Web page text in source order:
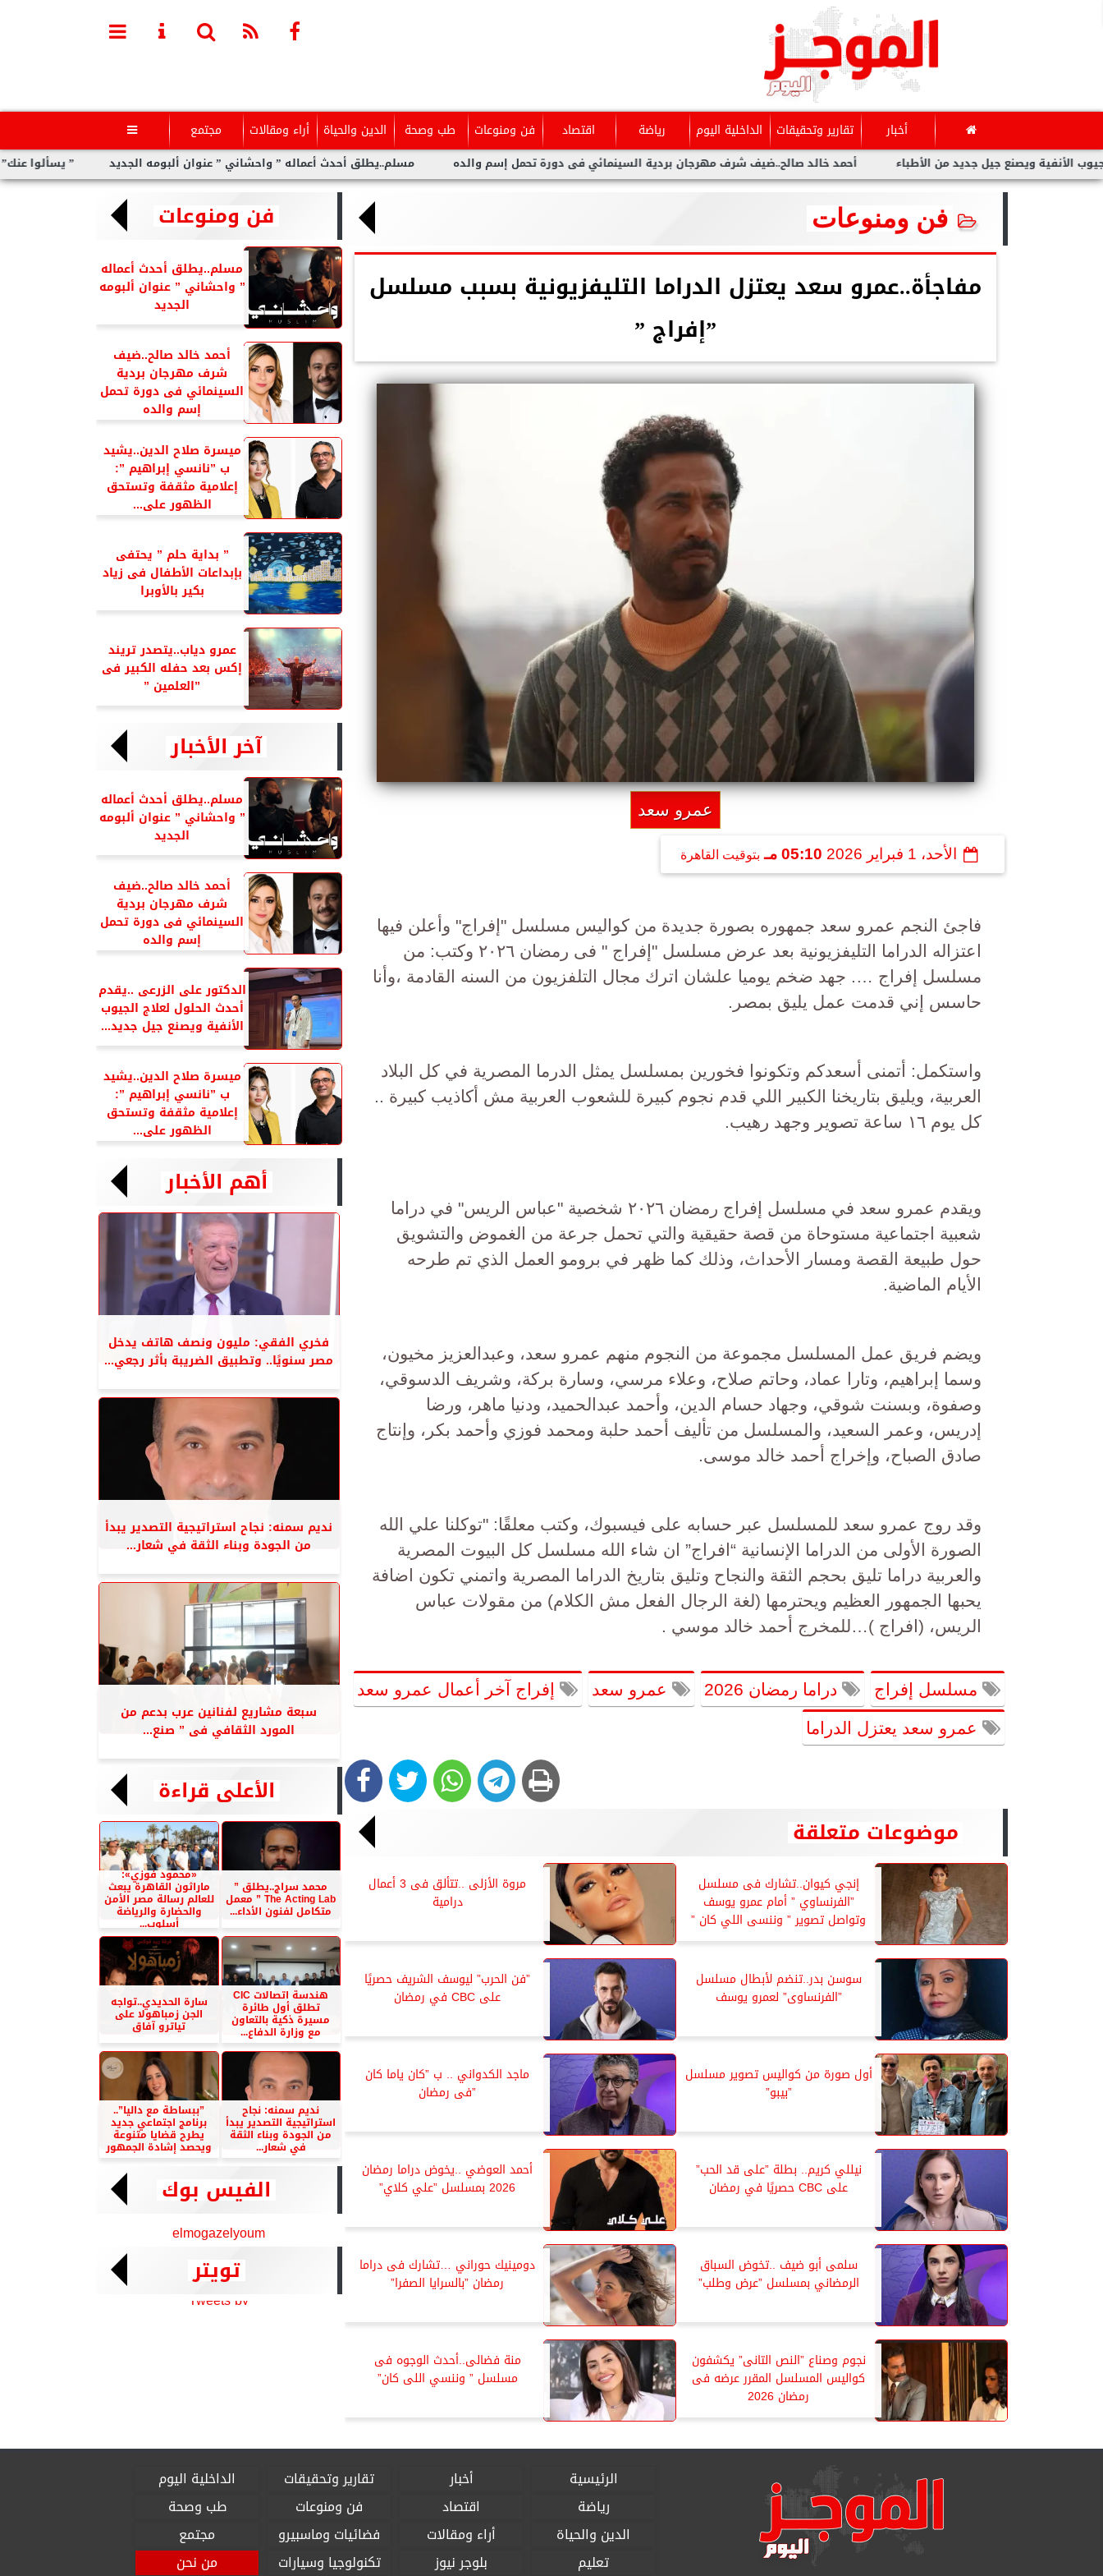
أخبار تقارير وتحقيقات الداخلية اليوم رياضة اقتصاد فن ومنوعات طب وصحة الدين والحياة أراء ومقالات مجتمع 
” يسألوا عنك” أولى مسلم..يطلق أحدث أعماله ” واحشاني ” عنوان ألبومه الجديد أحمد خالد صالح..ضيف شرف مهرجان بردية السينمائي فى دورة تحمل إسم والده ويصنع جيل جديد من الأطباء
فن ومنوعات
مفاجأة..عمرو سعد يعتزل الدراما التليفزيونية بسبب مسلسل
”إفراج ”
عمرو سعد
الأحد، 1 فبراير 2026 05:10 مـ بتوقيت القاهرة
فاجئ النجم عمرو سعد جمهوره بصورة جديدة من كواليس مسلسل "إفراج" وأعلن فيها
اعتزاله الدراما التليفزيونية بعد عرض مسلسل "إفراج " فى رمضان ٢٠٢٦ وكتب: من
مسلسل إفراج …. جهد ضخم يوميا علشان اترك مجال التلفزيون من السنه القادمة ،وأنا
حاسس إني قدمت عمل يليق بمصر.
واستكمل: أتمنى أسعدكم وتكونوا فخورين بمسلسل يمثل الدرما المصرية في كل البلاد
العربية، ويليق بتاريخنا الكبير اللي قدم نجوم كبيرة للشعوب العربية مش أكاذيب كبيرة ..
كل يوم ١٦ ساعة تصوير وجهد رهيب.
ويقدم عمرو سعد في مسلسل إفراج رمضان ٢٠٢٦ شخصية "عباس الريس" في دراما
شعبية اجتماعية مستوحاة من قصة حقيقية والتي تحمل جرعة من الغموض والتشويق
حول طبيعة القصة ومسار الأحداث، وذلك كما ظهر في برومو العمل الذي تم طرحه
الأيام الماضية.
ويضم فريق عمل المسلسل مجموعة من النجوم منهم عمرو سعد، وعبدالعزيز مخيون،
وسما إبراهيم، وتارا عماد، وحاتم صلاح، وعلاء مرسي، وسارة بركة، وشريف الدسوقي،
وصفوة، وبسنت شوقي، وجهاد حسام الدين، وأحمد عبدالحميد، ودنيا ماهر، ورضا
إدريس، وعمر السعيد، والمسلسل من تأليف أحمد حلبة ومحمد فوزي وأحمد بكر، وإنتاج
صادق الصباح، وإخراج أحمد خالد موسى.
وقد روج عمرو سعد للمسلسل عبر حسابه على فيسبوك، وكتب معلقًا: "توكلنا علي الله
الصورة الأولى من الدراما الإنسانية “افراج” ان شاء الله مسلسل كل البيوت المصرية
والعربية دراما تليق بحجم الثقة والنجاح وتليق بتاريخ الدراما المصرية واتمني تكون اضافة
يحبها الجمهور العظيم ويحترمها (لغة الرجال الفعل مش الكلام) من مقولات عباس
الريس، (افراج )…للمخرج أحمد خالد موسي .
مسلسل إفراج دراما رمضان 2026 عمرو سعد إفراج آخر أعمال عمرو سعد
عمرو سعد يعتزل الدراما
موضوعات متعلقة
إنجي كيوان..تشارك فى مسلسل
”الفرنساوي ” أمام عمرو يوسف
وتواصل تصوير ” وننسى اللي كان ”
مروة الأزلى ..تتألق فى 3 أعمال
درامية
سوسن بدر..تنضم لأبطال مسلسل
”الفرنساوى” لعمرو يوسف
”فن الحرب” ليوسف الشريف حصريًا
على CBC في رمضان
أول صورة من كواليس تصوير مسلسل
”بيبو”
ماجد الكدواني .. ب ”كان ياما كان
”فى رمضان
نيللي كريم.. بطلة ”على قد الحب”
على CBC حصريًا في رمضان
أحمد العوضي ..يخوض دراما رمضان
2026 بمسلسل ”علي كلاي”
سلمى أبو ضيف ..تخوض السباق
الرمضاني بمسلسل ”عرض وطلب”
دومينيك حوراني …تشارك فى دراما
رمضان ”بالسرايا الصفرا”
نجوم وصناع ”النص التانى” يكشفون
كواليس المسلسل المقرر عرضه فى
رمضان 2026
منة فضالى..أحدث الوجوه فى
مسلسل ” وننسي اللى كان”
فن ومنوعات
مسلم..يطلق أحدث أعماله
” واحشاني ” عنوان ألبومه
الجديد
أحمد خالد صالح..ضيف
شرف مهرجان بردية
السينمائي فى دورة تحمل
إسم والده
ميسرة صلاح الدين..يشيد
ب ”نانسي إبراهيم ”:
إعلامية مثقفة وتستحق
الظهور على...
” بداية حلم ” يحتفى
بإبداعات الأطفال فى زياد
بكير بالأوبرا
عمرو دياب..يتصدر تريند
إكس بعد حفله الكبير فى
”العلمين ”
آخر الأخبار
مسلم..يطلق أحدث أعماله
” واحشاني ” عنوان ألبومه
الجديد
أحمد خالد صالح..ضيف
شرف مهرجان بردية
السينمائي فى دورة تحمل
إسم والده
الدكتور على الزرعى ..يقدم
أحدث الحلول لعلاج الجيوب
الأنفية ويصنع جيل جديد...
ميسرة صلاح الدين..يشيد
ب ”نانسي إبراهيم ”:
إعلامية مثقفة وتستحق
الظهور على...
أهم الأخبار
فخري الفقي: مليون ونصف هاتف يدخل
مصر سنويًا.. وتطبيق الضريبة بأثر رجعي...
نديم سمنه: نجاح استراتيجية التصدير يبدأ
من الجودة وبناء الثقة في شعار...
سبعة مشاريع لفنانين عرب بدعم من
المورد الثقافي فى ” صنع...
الأعلى قراءة
محمد سراج..يطلق ”
The Acting Lab ” معمل
متكامل لفنون الأداء...
«محمود فوزي»:
ماراثون القاهرة يبعث
للعالم رسالة مصر الأمن
والحضارة والرياضة
أسلوب...
هندسة اتصالات CIC
تطلق أول طائرة
مسيرة ذكية بالتعاون
مع وزارة الدفاع...
سارة الحديدي..تواجه
الجن زمباهولا على
تياترو آفاق
نديم سمنه: نجاح
استراتيجية التصدير يبدأ
من الجودة وبناء الثقة
في شعار...
”ببساطة مع داليا”..
برنامج اجتماعي جديد
يطرح قضايا متنوعة
ويحصد إشادة الجمهور
الفيس بوك
elmogazelyoum
تويتر
Tweets by
الرئيسية أخبار تقارير وتحقيقات
الداخلية اليوم
رياضة
اقتصاد فن ومنوعات
طب وصحة
الدين والحياة
أراء ومقالات فضائيات وماسبيرو
مجتمع
تعليم
بلوجر نيوز تكنولوجيا وسيارات من نحن